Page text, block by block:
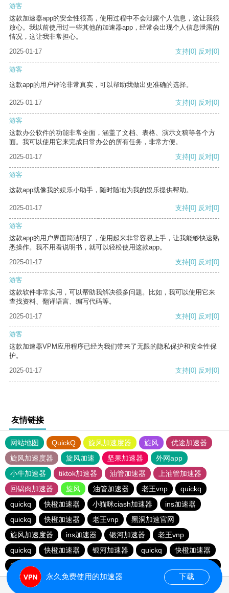
游客
这款加速器app的安全性很高，使用过程中不会泄露个人信息，这让我很
放心。我以前使用过一些其他的加速器app，经常会出现个人信息泄露的
情况，这让我非常担心。
2025-01-17
支持[0] 反对[0]
游客
这款app的用户评论非常真实，可以帮助我做出更准确的选择。
2025-01-17 支持[0] 反对[0]
游客
这款办公软件的功能非常全面，涵盖了文档、表格、演示文稿等各个方
面。我可以使用它来完成日常办公的所有任务，非常方便。
2025-01-17
支持[0] 反对[0]
游客
这款app就像我的娱乐小助手，随时随地为我的娱乐提供帮助。
2025-01-17 支持[0] 反对[0]
游客
这款app的用户界面简洁明了，使用起来非常容易上手，让我能够快速熟
悉操作。我不用看说明书，就可以轻松使用这款app。
2025-01-17
支持[0] 反对[0]
游客
这款软件非常实用，可以帮助我解决很多问题。比如，我可以使用它来
查找资料、翻译语言、编写代码等。
2025-01-17
支持[0] 反对[0]
游客
这款加速器VPM应用程序已经为我们带来了无限的隐私保护和安全性保
护。
2025-01-17
支持[0] 反对[0]
友情链接
网站地图 QuickQ 旋风加速度器 旋风
优途加速器
旋风加速度器
旋风加速 坚果加速器
外网app
小牛加速器
tiktok加速器 油管加速器
上油管加速器
回锅肉加速器
旋风 油管加速器 老王vnp
quickq
quickq
快橙加速器 小猫咪ciash加速器
ins加速器
quickq
快橙加速器 老王vnp
黑洞加速官网
旋风加速度器
ins加速器 银河加速器
老王vnp
quickq
快橙加速器 银河加速器 quickq
快橙加速器
老王vnp
银河加速器
永久免费使用的加速器 下载